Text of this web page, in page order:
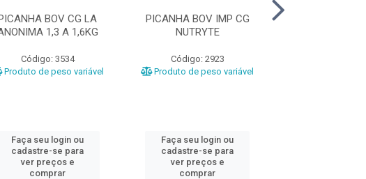
BOV CG LA
1,3 A 1,6KG
Código: 3534
Produto de peso variável
Faça seu login ou
cadastre-se para
ver preços e
comprar
PICANHA BOV IMP CG
NUTRYTE
Código: 2923
Produto de peso variável
Faça seu login ou
cadastre-se para
ver preços e
comprar